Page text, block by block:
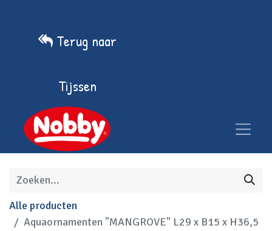
Terug naar
Tijssen
Alle producten
Aquaornamenten "MANGROVE" L29 x B15 x H36,5